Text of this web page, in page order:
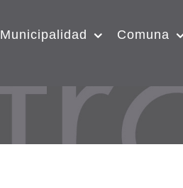
Municipalidad Comuna